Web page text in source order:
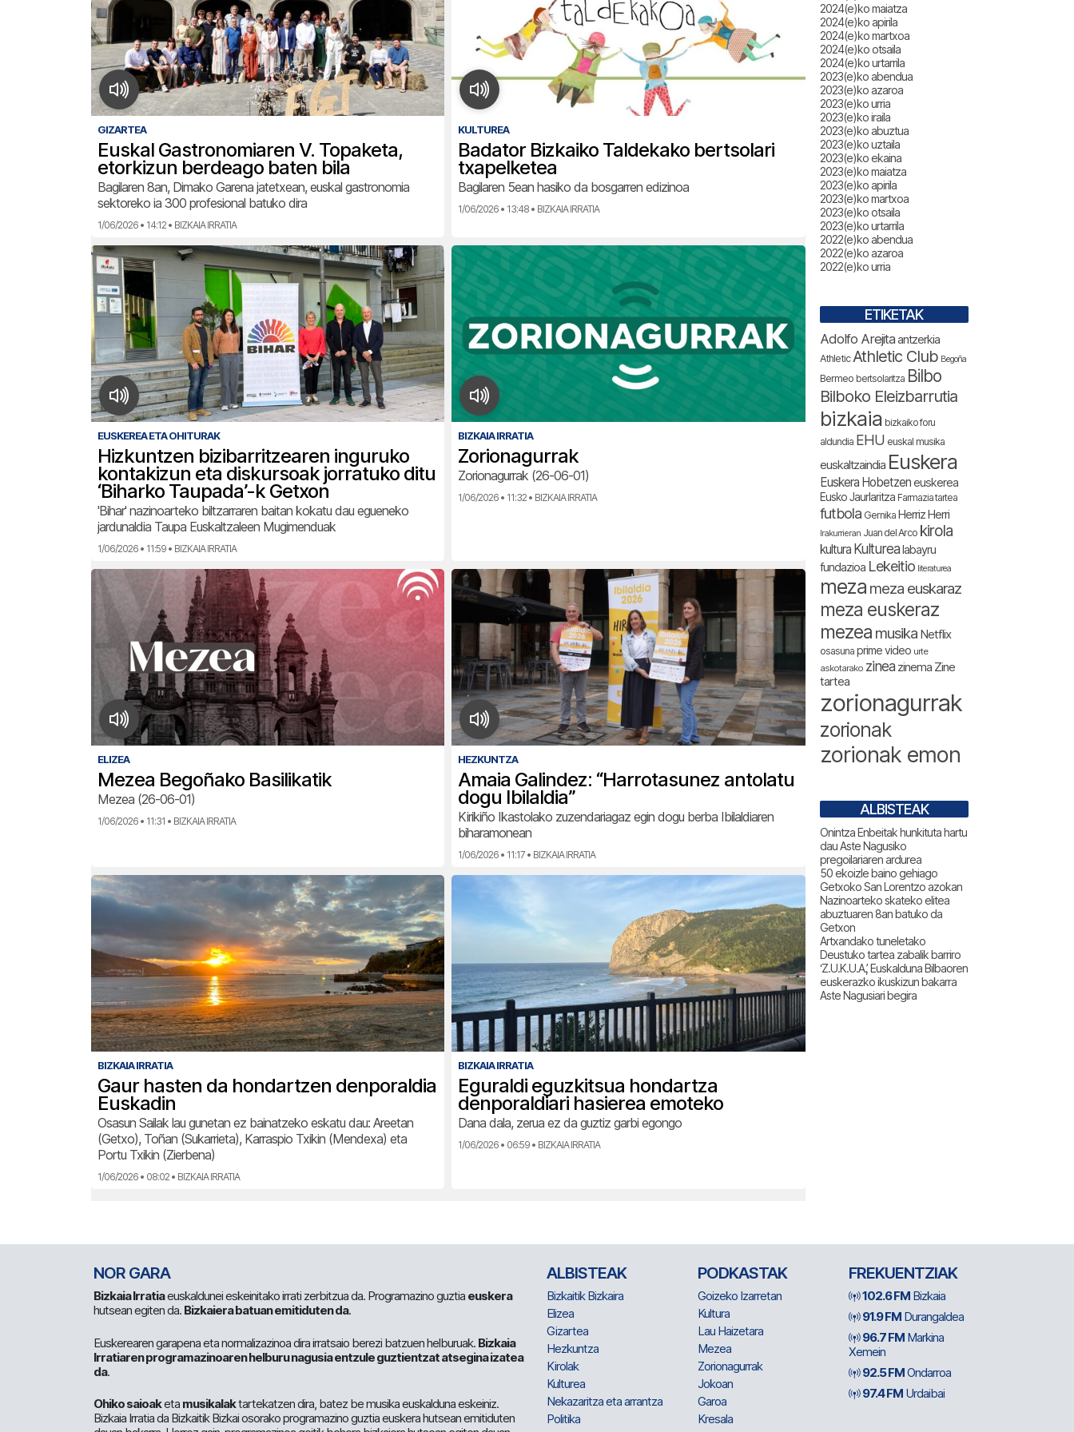
GIZARTEA
Euskal Gastronomiaren V. Topaketa,
etorkizun berdeago baten bila
Bagilaren 8an, Dimako Garena jatetxean, euskal gastronomia
sektoreko ia 300 profesional batuko dira
1/06/2026 • 14:12 • BIZKAIA IRRATIA
KULTUREA
Badator Bizkaiko Taldekako bertsolari
txapelketea
Bagilaren 5ean hasiko da bosgarren edizinoa
1/06/2026 • 13:48 • BIZKAIA IRRATIA
EUSKEREA ETA OHITURAK
Hizkuntzen bizibarritzearen inguruko
kontakizun eta diskursoak jorratuko ditu
‘Biharko Taupada’-k Getxon
'Bihar' nazinoarteko biltzarraren baitan kokatu dau egueneko
jardunaldia Taupa Euskaltzaleen Mugimenduak
1/06/2026 • 11:59 • BIZKAIA IRRATIA
BIZKAIA IRRATIA
Zorionagurrak
Zorionagurrak (26-06-01)
1/06/2026 • 11:32 • BIZKAIA IRRATIA
ELIZEA
Mezea Begoñako Basilikatik
Mezea (26-06-01)
1/06/2026 • 11:31 • BIZKAIA IRRATIA
HEZKUNTZA
Amaia Galindez: “Harrotasunez antolatu
dogu Ibilaldia”
Kirikiño Ikastolako zuzendariagaz egin dogu berba Ibilaldiaren
biharamonean
1/06/2026 • 11:17 • BIZKAIA IRRATIA
BIZKAIA IRRATIA
Gaur hasten da hondartzen denporaldia
Euskadin
Osasun Sailak lau gunetan ez bainatzeko eskatu dau: Areetan
(Getxo), Toñan (Sukarrieta), Karraspio Txikin (Mendexa) eta
Portu Txikin (Zierbena)
1/06/2026 • 08:02 • BIZKAIA IRRATIA
BIZKAIA IRRATIA
Eguraldi eguzkitsua hondartza
denporaldiari hasierea emoteko
Dana dala, zerua ez da guztiz garbi egongo
1/06/2026 • 06:59 • BIZKAIA IRRATIA
2024(e)ko maiatza
2024(e)ko apirila
2024(e)ko martxoa
2024(e)ko otsaila
2024(e)ko urtarrila
2023(e)ko abendua
2023(e)ko azaroa
2023(e)ko urria
2023(e)ko iraila
2023(e)ko abuztua
2023(e)ko uztaila
2023(e)ko ekaina
2023(e)ko maiatza
2023(e)ko apirila
2023(e)ko martxoa
2023(e)ko otsaila
2023(e)ko urtarrila
2022(e)ko abendua
2022(e)ko azaroa
2022(e)ko urria
ETIKETAK
Adolfo Arejitaantzerkia
Athletic Athletic Club Begoña
Bermeo bertsolaritza Bilbo
Bilboko Eleizbarrutia
bizkaia bizkaiko foru
aldundia EHU euskal musika
euskaltzaindia Euskera
Euskera Hobetzeneuskerea
Eusko Jaurlaritza Farmazia tartea
futbola Gernika Herriz Herri
Irakurrieran Juan del Arco kirola
kultura Kulturealabayru
fundazioa Lekeitio literaturea
meza meza euskaraz
meza euskeraz
mezea musika Netflix
osasuna prime video urte
askotarako zinea zinema Zine
tartea
zorionagurrak
zorionak
zorionak emon
ALBISTEAK
Onintza Enbeitak hunkituta hartu
dau Aste Nagusiko
pregoilariaren ardurea
50 ekoizle baino gehiago
Getxoko San Lorentzo azokan
Nazinoarteko skateko elitea
abuztuaren 8an batuko da
Getxon
Artxandako tuneletako
Deustuko tartea zabalik barriro
‘Z.U.K.U.A.’, Euskalduna Bilbaoren
euskerazko ikuskizun bakarra
Aste Nagusiari begira
NOR GARA
Bizkaia Irratiaeuskaldunei eskeinitako irrati zerbitzua da. Programazino guztia euskera
hutsean egiten da. Bizkaiera batuan emitiduten da.
Euskerearen garapena eta normalizazinoa dira irratsaio berezi batzuen helburuak. Bizkaia
Irratiaren programazinoaren helburu nagusia entzule guztientzat atsegina izatea
da.
Ohiko saioaketa musikalaktartekatzen dira, batez be musika euskalduna eskeiniz.
Bizkaia Irratia da Bizkaitik Bizkai osorako programazino guztia euskera hutsean emitiduten
ALBISTEAK
Bizkaitik Bizkaira
Elizea
Gizartea
Hezkuntza
Kirolak
Kulturea
Nekazaritza eta arrantza
Politika
PODKASTAK
Goizeko Izarretan
Kultura
Lau Haizetara
Mezea
Zorionagurrak
Jokoan
Garoa
Kresala
FREKUENTZIAK
102.6 FM Bizkaia
91.9 FM Durangaldea
96.7 FM Markina
Xemein
92.5 FMOndarroa
97.4 FM Urdaibai